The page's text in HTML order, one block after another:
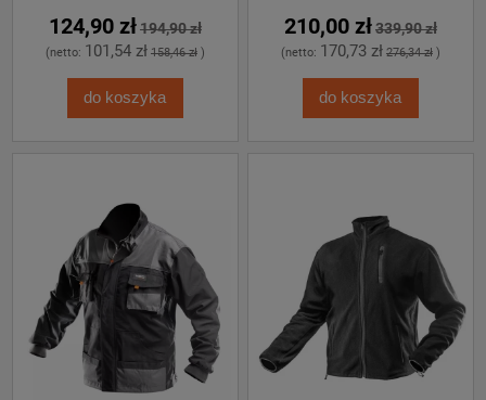
124,90 zł194,90 zł
(netto: 101,54 zł 158,46 zł)
do koszyka
210,00 zł339,90 zł
(netto: 170,73 zł 276,34 zł)
do koszyka